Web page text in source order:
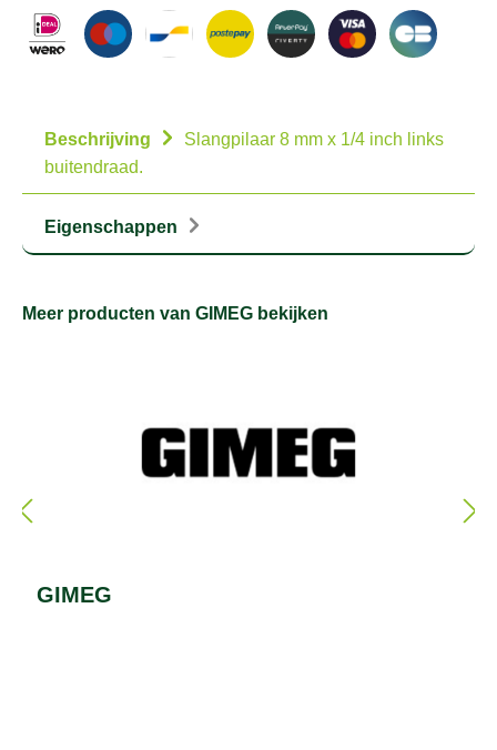
Beschrijving
Slangpilaar 8 mm x 1/4 inch links
buitendraad.
Eigenschappen
Meer producten van GIMEG bekijken
GIMEG